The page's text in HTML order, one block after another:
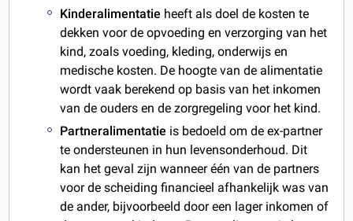
Kinderalimentatie heeft als doel de kosten te
dekken voor de opvoeding en verzorging van het
kind, zoals voeding, kleding, onderwijs en
medische kosten. De hoogte van de alimentatie
wordt vaak berekend op basis van het inkomen
van de ouders en de zorgregeling voor het kind.
Partneralimentatie is bedoeld om de ex-partner
te ondersteunen in hun levensonderhoud. Dit
kan het geval zijn wanneer één van de partners
voor de scheiding financieel afhankelijk was van
de ander, bijvoorbeeld door een lager inkomen of